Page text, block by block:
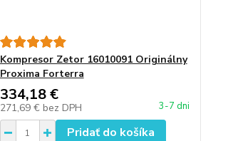
Kompresor Zetor 16010091 Originálny
Proxima Forterra
334,18 €
271,69 € bez DPH 3-7 dni
Pridať do košíka